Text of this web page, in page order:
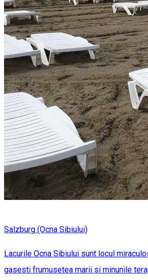
Salzburg (Ocna Sibiului)
Lacurile Ocna Sibiului sunt locul
gasesti frumusetea marii si minunile